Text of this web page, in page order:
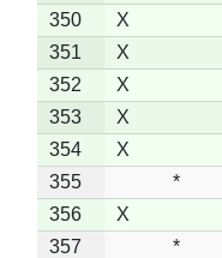
350
X
351
X
352
X
353
X
354
X
355
*
356
X
357
*